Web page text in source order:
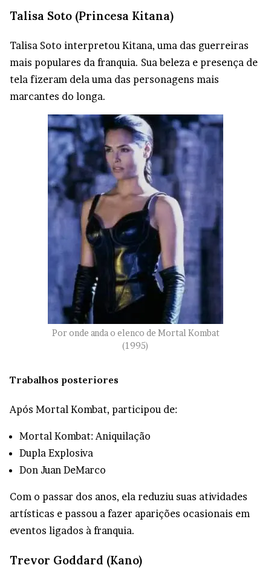
Talisa Soto (Princesa Kitana)
Talisa Soto interpretou Kitana, uma das guerreiras
mais populares da franquia. Sua beleza e presença de
tela fizeram dela uma das personagens mais
marcantes do longa.
Por onde anda o elenco de Mortal Kombat
(1995)
Trabalhos posteriores
Após Mortal Kombat, participou de:
Mortal Kombat: Aniquilação
Dupla Explosiva
Don Juan DeMarco
Com o passar dos anos, ela reduziu suas atividades
artísticas e passou a fazer aparições ocasionais em
eventos ligados à franquia.
Trevor Goddard (Kano)